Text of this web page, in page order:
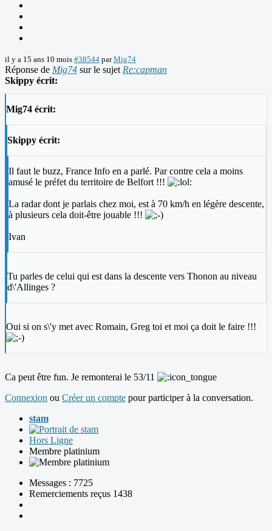
il y a 15 ans 10 mois #38544 parMig74
Réponse de Mig74 sur le sujet Re:capman
Skippy écrit:
Mig74 écrit:
Skippy écrit:
Il faut le buzz, France Info en a parlé. Par contre cela a moins
amusé le préfet du territoire de Belfort !!!
La radar dont je parlais chez moi, est à 70 km/h en légère descente,
à plusieurs cela doit-être jouable !!!
Ivan
Tu parles de celui qui est dans la descente vers Thonon au niveau
d\'Allinges ?
Oui si on s\'y met avec Romain, Greg toi et moi ça doit le faire !!!
Ca peut être fun. Je remonterai le 53/11
Connexion ou Créer un compte pour participer à la conversation.
stam
Hors Ligne
Membre platinium
Messages : 7725
Remerciements reçus 1438